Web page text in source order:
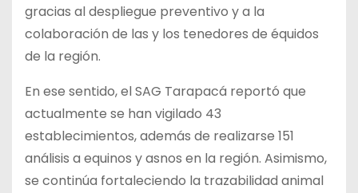
gracias al despliegue preventivo y a la
colaboración de las y los tenedores de équidos
de la región.
En ese sentido, el SAG Tarapacá reportó que
actualmente se han vigilado 43
establecimientos, además de realizarse 151
análisis a equinos y asnos en la región. Asimismo,
se continúa fortaleciendo la trazabilidad animal